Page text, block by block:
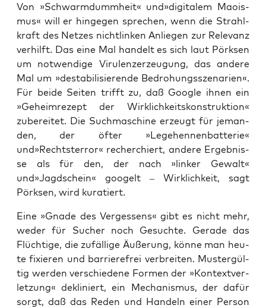
Von »Schwarm­d­umm­heit« und»digitalem Mao­is­
mus« will er hin­ge­gen spre­chen, wenn die Strahl­
kraft des Net­zes nicht­lin­ken Anlie­gen zur Rele­vanz
ver­hilft. Das eine Mal han­delt es sich laut Pörk­sen
um not­wen­di­ge Viru­len­zer­zeu­gung, das ande­re
Mal um »desta­bi­li­sie­ren­de Bedro­hungs­sze­na­ri­en«.
Für bei­de Sei­ten trifft zu, daß Goog­le ihnen ein
»Geheim­re­zept der Wirk­lich­keits­kon­struk­ti­on«
zube­rei­tet. Die Such­ma­schi­ne erzeugt für jeman­
den, der öfter »Lege­hen­nen­bat­te­rie«
und»Rechtsterror« recher­chiert, ande­re Ergeb­nis­
se als für den, der nach »lin­ker Gewalt«
und»Jagdschein« goo­gelt – Wirk­lich­keit, sagt
Pörk­sen, wird kuratiert.
Eine »Gna­de des Ver­ges­sens« gibt es nicht mehr,
weder für Sucher noch Gesuch­te. Gera­de das
Flüch­ti­ge, die zufäl­li­ge Äuße­rung, kön­ne man heu­
te fixie­ren und bar­rie­re­frei ver­brei­ten. Mus­ter­gül­
tig wer­den ver­schie­de­ne For­men der »Kon­text­ver­
let­zung« dekli­niert, ein Mecha­nis­mus, der dafür
sorgt, daß das Reden und Han­deln einer Per­son